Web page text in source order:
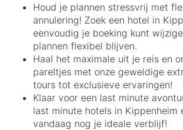
Houd je plannen stressvrij met
annulering! Zoek een hotel in
eenvoudig je boeking kunt
plannen flexibel blijven.
Haal het maximale uit je reis en
pareltjes met onze geweldige
tours tot exclusieve ervaringen!
Klaar voor een last minute
last minute hotels in Kippenheim
vandaag nog je ideale verblijf!